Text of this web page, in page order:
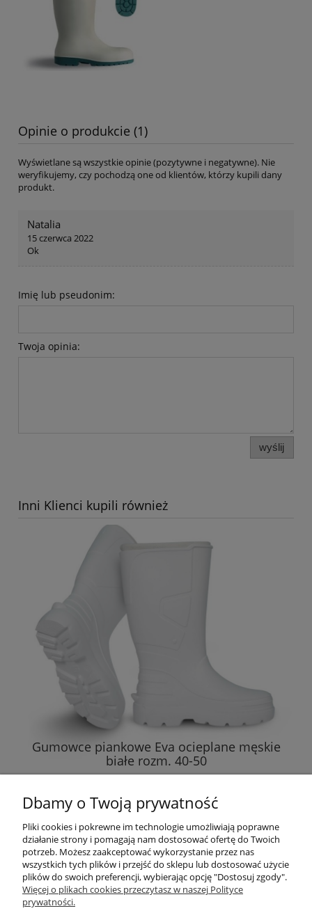
Opinie o produkcie (1)
Wyświetlane są wszystkie opinie (pozytywne i negatywne). Nie
weryfikujemy, czy pochodzą one od klientów, którzy kupili dany
produkt.
Natalia
15 czerwca 2022
Ok
Imię lub pseudonim:
Twoja opinia:
wyślij
Inni Klienci kupili również
Gumowce piankowe Eva ocieplane męskie
białe rozm. 40-50
83,50 zł
do koszyka
Pomoc
Dbamy o Twoją prywatność
Pliki cookies i pokrewne im technologie umożliwiają poprawne
działanie strony i pomagają nam dostosować ofertę do Twoich
potrzeb. Możesz zaakceptować wykorzystanie przez nas
wszystkich tych plików i przejść do sklepu lub dostosować użycie
plików do swoich preferencji, wybierając opcję "Dostosuj zgody".
Więcej o plikach cookies przeczytasz w naszej Polityce
prywatności.